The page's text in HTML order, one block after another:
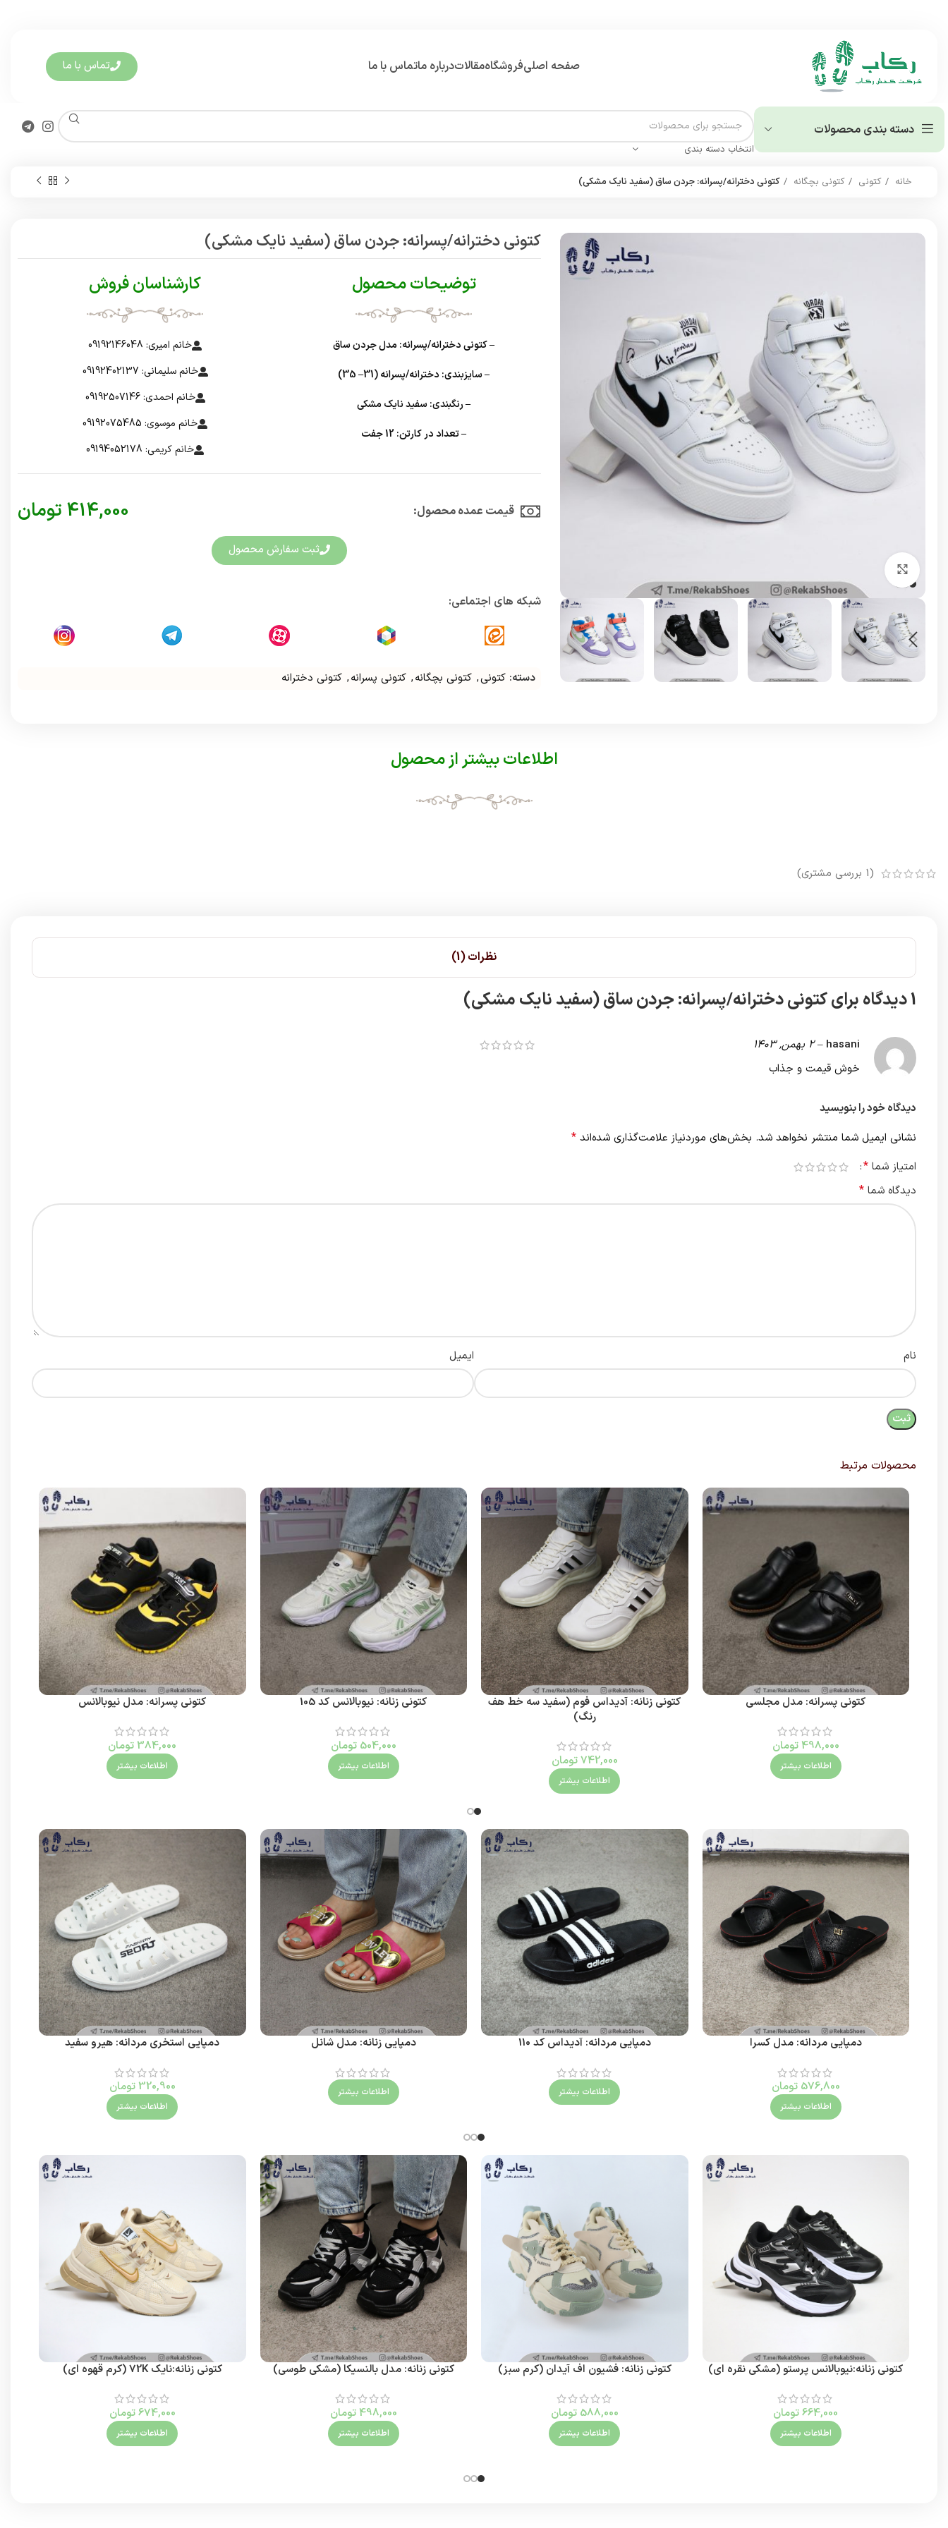
صفحه اصلیفروشگاهمقالاتدرباره ماتماس با ما تماس با ما
دسته بندی محصولات
انتخاب دسته بندی
خانه کتونی کتونی بچگانه کتونی دخترانه/پسرانه: جردن ساق (سفید نایک مشکی)
کتونی دخترانه/پسرانه: جردن ساق (سفید نایک مشکی)
توضیحات محصول
– کتونی دخترانه/پسرانه: مدل جردن ساق
– سایزبندی: دخترانه/پسرانه (31– 35)
– رنگبندی: سفید نایک مشکی
– تعداد در کارتن: 12 جفت
کارشناسان فروش
خانم امیری: 09192146048
خانم سلیمانی: 09192402137
خانم احمدی: 09192507146
خانم موسوی: 09192075485
خانم کریمی: 09194052178
قیمت عمده محصول:​ 414,000 تومان
ثبت سفارش محصول
شبکه های اجتماعی:
دسته: کتونی, کتونی بچگانه, کتونی پسرانه, کتونی دخترانه
اطلاعات بیشتر از محصول
(
1 بررسی مشتری)
نظرات (1)
1 دیدگاه برای کتونی دخترانه/پسرانه: جردن ساق (سفید نایک مشکی)
hasani
– 2 بهمن, 1403
خوش قیمت و جذاب
دیدگاه خود را بنویسید
نشانی ایمیل شما منتشر نخواهد شد. بخش‌های موردنیاز علامت‌گذاری شده‌اند *
امتیاز شما *
دیدگاه شما *
نام ایمیل
محصولات مرتبط
کتونی پسرانه: مدل مجلسی
498,000 تومان
اطلاعات بیشتر
کتونی زنانه: آدیداس فوم (سفید سه خط هف
رنگ)
742,000تومان
اطلاعات بیشتر
کتونی زنانه: نیوبالانس کد 105
504,000 تومان
اطلاعات بیشتر
کتونی پسرانه: مدل نیوبالانس
384,000 تومان
اطلاعات بیشتر
دمپایی مردانه: مدل کسرا
576,800 تومان
اطلاعات بیشتر
دمپایی مردانه: آدیداس کد 110
اطلاعات بیشتر
دمپایی زنانه: مدل شانل
اطلاعات بیشتر
دمپایی استخری مردانه: هیرو سفید
320,900 تومان
اطلاعات بیشتر
کتونی زنانه:نیوبالانس پرستو (مشکی نقره ای)
664,000تومان
اطلاعات بیشتر
کتونی زنانه: فشیون اف آیدان (کرم سبز)
588,000 تومان
اطلاعات بیشتر
کتونی زنانه: مدل بالنسیکا (مشکی طوسی)
498,000 تومان
اطلاعات بیشتر
کتونی زنانه:نایک 72K (کرم قهوه ای)
674,000تومان
اطلاعات بیشتر